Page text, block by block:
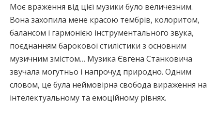
Моє враження від цієї музики було величезним.
Вона захопила мене красою тембрів, колоритом,
балансом і гармонією інструментального звука,
поєднанням барокової стилістики з основним
музичним змістом… Музика Євгена Станковича
звучала могутньо і напрочуд природно. Одним
словом, це була неймовірна свобода вираження на
інтелектуальному та емоційному рівнях.